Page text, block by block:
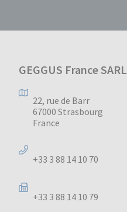
GEGGUS France SARL
22, rue de Barr
67000 Strasbourg
France
+33 3 88 14 10 70
+33 3 88 14 10 79